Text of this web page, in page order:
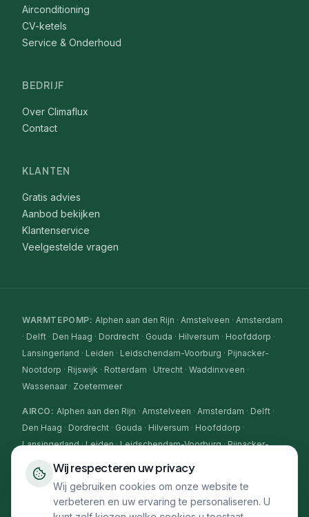
Wij respecteren uw privacy
Wij gebruiken cookies om onze website te
verbeteren en uw ervaring te personaliseren. U
Airconditioning
CV-ketels
Service & Onderhoud
BEDRIJF
Over Climaflux
Contact
KLANTEN
Gratis advies
Aanbod bekijken
Klantenservice
Veelgestelde vragen
WARMTEPOMP:Alphen aan den Rijn ·Amstelveen ·Amsterdam
· Delft · Den Haag · Dordrecht · Gouda · Hilversum · Hoofddorp ·
Lansingerland · Leiden · Leidschendam-Voorburg · Pijnacker-
Nootdorp · Rijswijk · Rotterdam · Utrecht · Waddinxveen ·
Wassenaar· Zoetermeer
AIRCO :Alphen aan den Rijn ·Amstelveen ·Amsterdam · Delft ·
Den Haag · Dordrecht · Gouda · Hilversum · Hoofddorp ·
Lansingerland·Leiden·Leidschendam-Voorburg·Pijnacker-
Nootdorp
Wassenaar· Zoetermeer
CV-KETEL:Alphen aan den Rijn·Amstelveen·Amsterdam ·